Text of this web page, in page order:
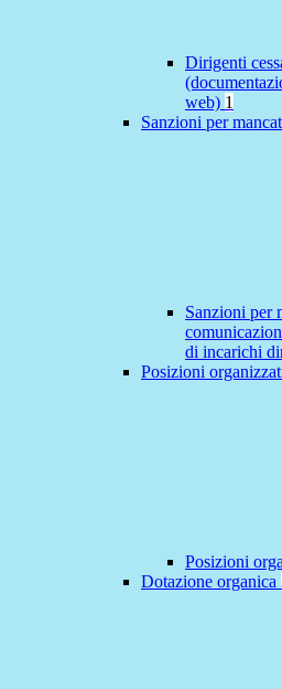
Dirigenti
web) 1
Sanzioni per
Sanzioni per
di incarichi
Posizioni
Posizioni
Dotazione organica